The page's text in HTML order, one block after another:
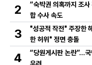
2
“숙박권 의혹까지 조
합 수사 속도
3
"성공적 작전" 주장한
한 허위" 정면 충돌
4
“당원게시판 논란”…